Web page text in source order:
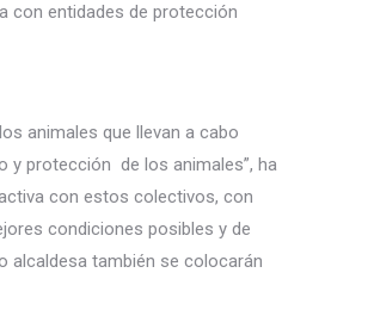
con entidades de protección
animales que llevan a cabo
y protección de los animales”, ha
con estos colectivos, con
condiciones posibles y de
alcaldesa también se colocarán